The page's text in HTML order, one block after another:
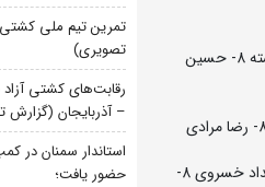
57 کیلوگرم: 1- علی مومنی 2- علیرضا سرلک 3- محمدجواد یخکشی و علی یحیی پور 5- امیرمهدی اسماعیلی و محمد صفرپور 7- امیر پرسته 8- حسین
65 کیلوگرم: 1- علی اصغر تات 2- یاسین رضایی 3- پویا کاکوئی و آرمین حبیب زاده 5- غلامعباس توسلی (افغانستان) و سینا زندی 7- شهداد خسروی 8-
تمرین تیم ملی کشتی
تصویری)
رقابت‌های کشتی آزاد
– آذربایجان (گزارش
استاندار سمنان در
حضور یافت؛